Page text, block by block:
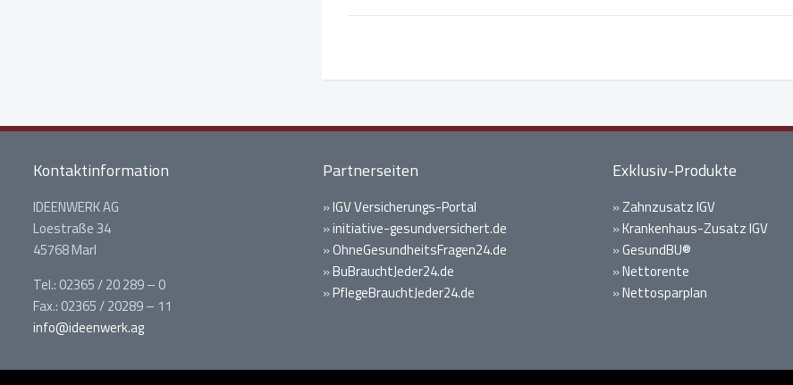
Kontaktinformation
IDEENWERK AG
Loestraße 34
45768 Marl
Tel.: 02365 / 20 289 – 0
Fax.: 02365 / 20289 – 11
info@ideenwerk.ag
Partnerseiten
»IGV Versicherungs-Portal
»initiative-gesundversichert.de
»OhneGesundheitsFragen24.de
»BuBrauchtJeder24.de
»PflegeBrauchtJeder24.de
Exklusiv-Produkte
»Zahnzusatz IGV
»Krankenhaus-Zusatz IGV
»GesundBU®
»Nettorente
»Nettosparplan